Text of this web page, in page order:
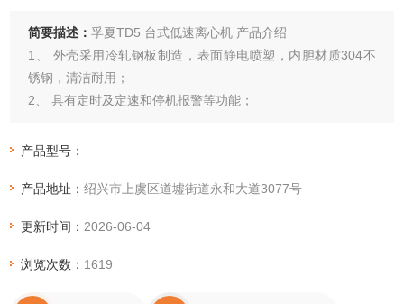
简要描述：孚夏TD5 台式低速离心机 产品介绍
1、 外壳采用冷轧钢板制造，表面静电喷塑，内胆材质304不
锈钢，清洁耐用；
2、 具有定时及定速和停机报警等功能；
4、 采用双屏高亮度数码管显示，触摸式按键设定调节；
产品型号：
产品地址：绍兴市上虞区道墟街道永和大道3077号
更新时间： 2026-06-04
浏览次数： 1619